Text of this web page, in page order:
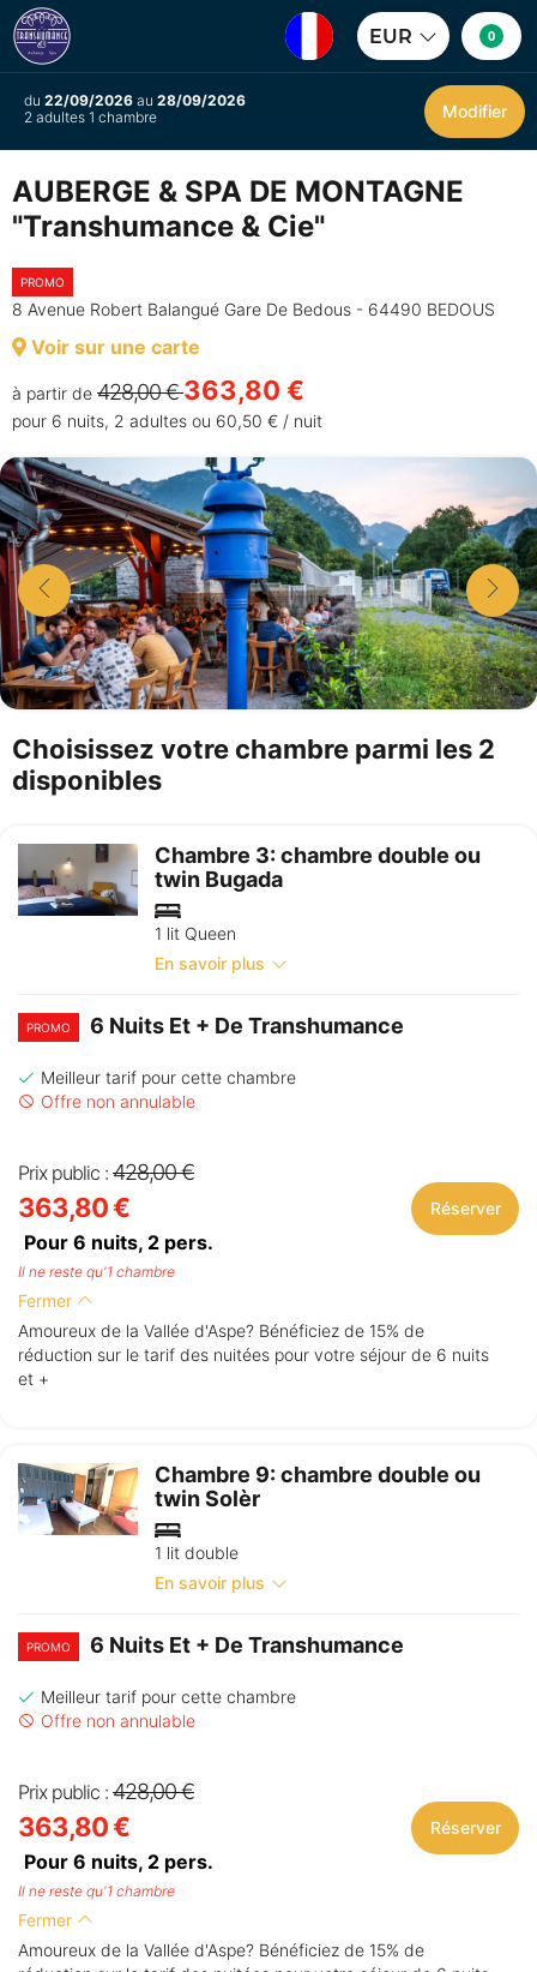
EUR 0
du 22/09/2026 au 28/09/2026
2 adultes 1 chambre
Modifier
AUBERGE & SPA DE MONTAGNE
"Transhumance & Cie"
PROMO
8 Avenue Robert Balangué Gare De Bedous - 64490 BEDOUS
Voir sur une carte
à partir de 428,00 €363,80 €
pour 6 nuits, 2 adultes ou 60,50 € / nuit
Choisissez votre chambre parmi les 2
disponibles
Chambre 3: chambre double ou
twin Bugada
1 lit Queen
En savoir plus
PROMO 6 Nuits Et + De Transhumance
Meilleur tarif pour cette chambre
Offre non annulable
Prix public : 428,00 €
363,80 €
Pour 6 nuits, 2 pers.
Réserver
Il ne reste qu'1 chambre
Fermer
Amoureux de la Vallée d'Aspe? Bénéficiez de 15% de
réduction sur le tarif des nuitées pour votre séjour de 6 nuits
et +
Chambre 9: chambre double ou
twin Solèr
1 lit double
En savoir plus
PROMO 6 Nuits Et + De Transhumance
Meilleur tarif pour cette chambre
Offre non annulable
Prix public : 428,00 €
363,80 €
Pour 6 nuits, 2 pers.
Réserver
Il ne reste qu'1 chambre
Fermer
Amoureux de la Vallée d'Aspe? Bénéficiez de 15% de